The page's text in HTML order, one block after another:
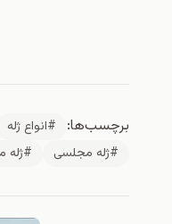
برچسب‌ها: #انواع ژله
#ژله مجلسی